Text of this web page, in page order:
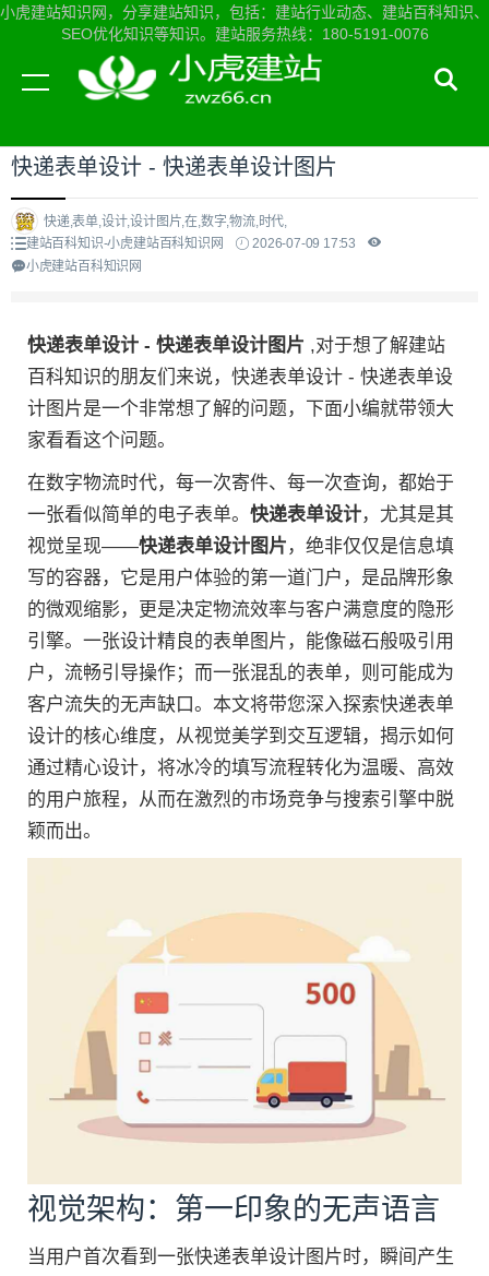
小虎建站知识网，分享建站知识，包括：建站行业动态、建站百科知识、
SEO优化知识等知识。建站服务热线：180-5191-0076
当前位置：小虎建站知识网首页>建站百科知识
快递表单设计 - 快递表单设计图片
快递,表单,设计,设计图片,在,数字,物流,时代,
建站百科知识-小虎建站百科知识网
2026-07-09 17:53
小虎建站百科知识网
快递表单设计 - 快递表单设计图片 ,对于想了解建站
百科知识的朋友们来说，快递表单设计 - 快递表单设
计图片是一个非常想了解的问题，下面小编就带领大
家看看这个问题。
在数字物流时代，每一次寄件、每一次查询，都始于
一张看似简单的电子表单。 快递表单设计，尤其是其
视觉呈现——快递表单设计图片 ，绝非仅仅是信息填
写的容器，它是用户体验的第一道门户，是品牌形象
的微观缩影，更是决定物流效率与客户满意度的隐形
引擎。一张设计精良的表单图片，能像磁石般吸引用
户，流畅引导操作；而一张混乱的表单，则可能成为
客户流失的无声缺口。本文将带您深入探索快递表单
设计的核心维度，从视觉美学到交互逻辑，揭示如何
通过精心设计，将冰冷的填写流程转化为温暖、高效
的用户旅程，从而在激烈的市场竞争与搜索引擎中脱
颖而出。
视觉架构：第一印象的无声语言
当用户首次看到一张快递表单设计图片时，瞬间产生